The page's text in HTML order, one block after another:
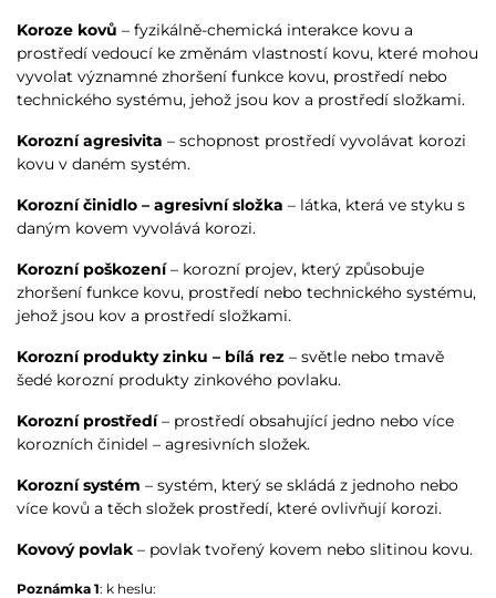
Koroze kovů – fyzikálně-chemická interakce kovu a
prostředí vedoucí ke změnám vlastností kovu, které mohou
vyvolat významné zhoršení funkce kovu, prostředí nebo
technického systému, jehož jsou kov a prostředí složkami.
Korozní agresivita – schopnost prostředí vyvolávat korozi
kovu v daném systém.
Korozní činidlo – agresivní složka – látka, která ve styku s
daným kovem vyvolává korozi.
Korozní poškození– korozní projev, který způsobuje
zhoršení funkce kovu, prostředí nebo technického systému,
jehož jsou kov a prostředí složkami.
Korozní produkty zinku – bílá rez – světle nebo tmavě
šedé korozní produkty zinkového povlaku.
Korozní prostředí– prostředí obsahující jedno nebo více
korozních činidel – agresivních složek.
Korozní systém – systém, který se skládá z jednoho nebo
více kovů a těch složek prostředí, které ovlivňují korozi.
Kovový povlak – povlak tvořený kovem nebo slitinou kovu.
Poznámka 1: k heslu: